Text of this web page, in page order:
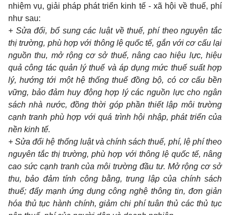
nhiệm vụ, giải pháp phát triển kinh tế - xã hội về thuế, phí
như sau:
+ Sửa đổi, bổ sung các luật về thuế, phí theo nguyên tắc
thị trường, phù hợp với thông lệ quốc tế, gắn với cơ cấu lại
nguồn thu, mở rộng cơ sở thuế, nâng cao hiệu lực, hiệu
quả công tác quản lý thuế và áp dụng mức thuế suất hợp
lý, hướng tới một hệ thống thuế đồng bộ, có cơ cấu bền
vững, bảo đảm huy động hợp lý các nguồn lực cho ngân
sách nhà nước, đồng thời góp phần thiết lập môi trường
cạnh tranh phù hợp với quá trình hội nhập, phát triển của
nền kinh tế.
+ Sửa đổi hệ thống luật và chính sách thuế, phí, lệ phí theo
nguyên tắc thị trường, phù hợp với thông lệ quốc tế, nâng
cao sức cạnh tranh của môi trường đầu tư. Mở rộng cơ sở
thu, bảo đảm tính công bằng, trung lập của chính sách
thuế; đẩy mạnh ứng dụng công nghệ thông tin, đơn giản
hóa thủ tục hành chính, giảm chi phí tuân thủ các thủ tục